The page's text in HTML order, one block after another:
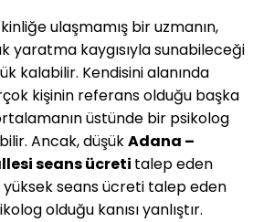
ulaşmamış bir uzmanın,
yaratma kaygısıyla sunabileceği
kalabilir. Kendisini alanında
kişinin referans olduğu başka
üstünde bir psikolog
Ancak, düşükAdana –
seans ücreti talep eden
seans ücreti talep eden
olduğu kanısı yanlıştır.